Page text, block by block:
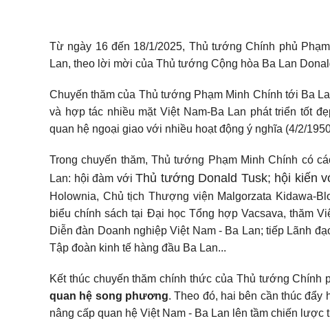
Từ ngày 16 đến 18/1/2025, Thủ tướng Chính phủ
Lan, theo lời mời của Thủ tướng Cộng hòa Ba Lan
Chuyến thăm của Thủ tướng Phạm Minh Chính tới Ba
và hợp tác nhiều mặt Việt Nam-Ba Lan phát triển tốt
quan hệ ngoại giao với nhiều hoạt động ý nghĩa (4/2/
Trong chuyến thăm, Thủ tướng Phạm Minh Chính có
Lan: hội đàm vớiThủ tướng Donald Tusk; hội kiến
Holownia, Chủ tịch Thượng viện Malgorzata Kidawa-
biểu chính sách tại Đại học Tổng hợp Vacsava, thăm
Diễn đàn Doanh nghiệp Việt Nam - Ba Lan; tiếp Lãnh
Tập đoàn kinh tế hàng đầu Ba Lan...
Kết thúc chuyến thăm chính thức của Thủ tướng
quan hệ song phương. Theo đó, hai bên cần thúc
nâng cấp quan hệ Việt Nam - Ba Lan lên tầm chiến lược